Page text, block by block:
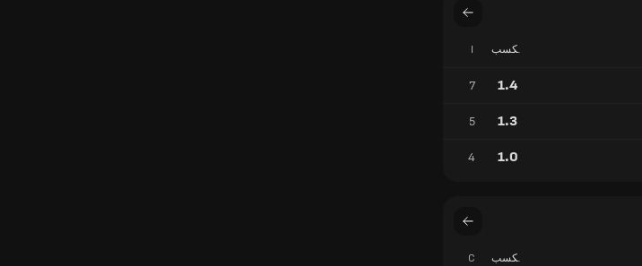
مكسب
I
1.4
7
1.3
5
1.0
4
مكسب
C